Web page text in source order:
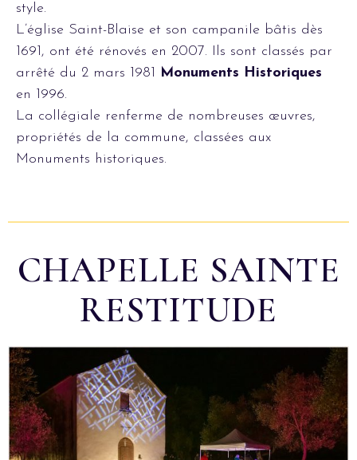
style.
L’église Saint-Blaise et son campanile bâtis dès
1691, ont été rénovés en 2007. Ils sont classés par
arrêté du 2 mars 1981 Monuments Historiques
en 1996.
La collégiale renferme de nombreuses œuvres,
propriétés de la commune, classées aux
Monuments historiques.
CHAPELLE SAINTE
RESTITUDE